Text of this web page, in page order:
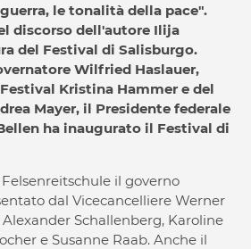
le tonalità della pace".
discorso dell'autore Ilija
del Festival di Salisburgo.
Wilfried Haslauer,
Kristina Hammer e del
Mayer, il Presidente federale
ha inaugurato il Festival di
il governo
dal Vicecancelliere Werner
Schallenberg, Karoline
e Susanne Raab. Anche il